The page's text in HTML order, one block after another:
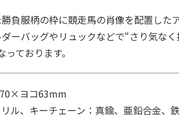
負服柄の枠に競走馬の肖像を配置した
ーバッグやリュックなどで“さり気な
ております。
ヨコ63mm
ル、キーチェーン：真鍮、亜鉛合金